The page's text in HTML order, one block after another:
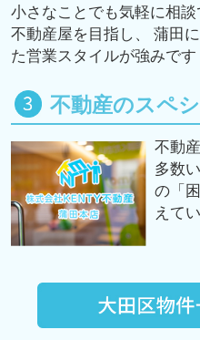
小さなことでも気軽に相談
不動産屋を目指し、 蒲田
た営業スタイルが強みです
不動産のスペ
不動
多数
の「
えて